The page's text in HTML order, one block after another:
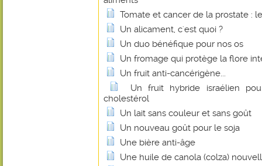
Tomate et cancer de la prostate :
Un alicament, c'est quoi ?
Un duo bénéfique pour nos os
Un fromage qui protège la flore
Un fruit anti-cancérigène...
Un fruit hybride israélien
cholestérol
Un lait sans couleur et sans goût
Un nouveau goût pour le soja
Une bière anti-âge
Une huile de canola (colza)